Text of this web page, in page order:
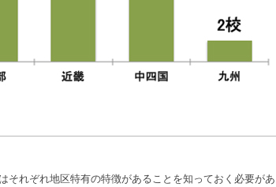
それぞれ地区特有の特徴があることを知っておく必要があ